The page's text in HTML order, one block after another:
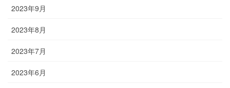
2023年9月
2023年8月
2023年7月
2023年6月